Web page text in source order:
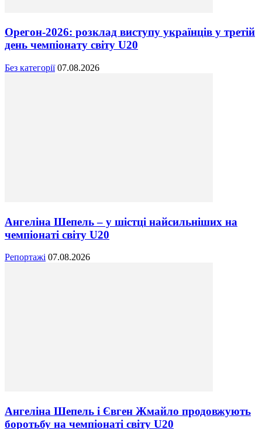
Орегон-2026: розклад виступу українців у третій
день чемпіонату світу U20
Без категорії 07.08.2026
Ангеліна Шепель – у шістці найсильніших на
чемпіонаті світу U20
Репортажі 07.08.2026
Ангеліна Шепель і Євген Жмайло продовжують
боротьбу на чемпіонаті світу U20